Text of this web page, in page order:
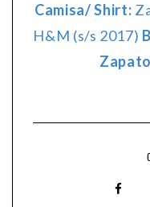
Camisa/ Shirt:
H&M (s/s 2017)